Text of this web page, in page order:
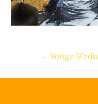
Bericht
← Vorige Media